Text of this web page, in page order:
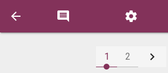
  
1 2 